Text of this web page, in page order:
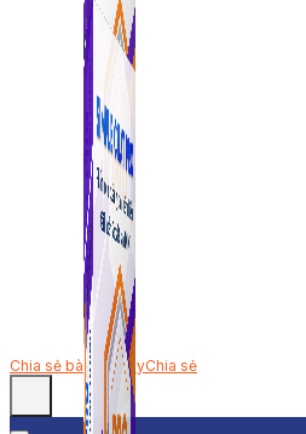
Chia sẻ bài viết nàyChia sẻ